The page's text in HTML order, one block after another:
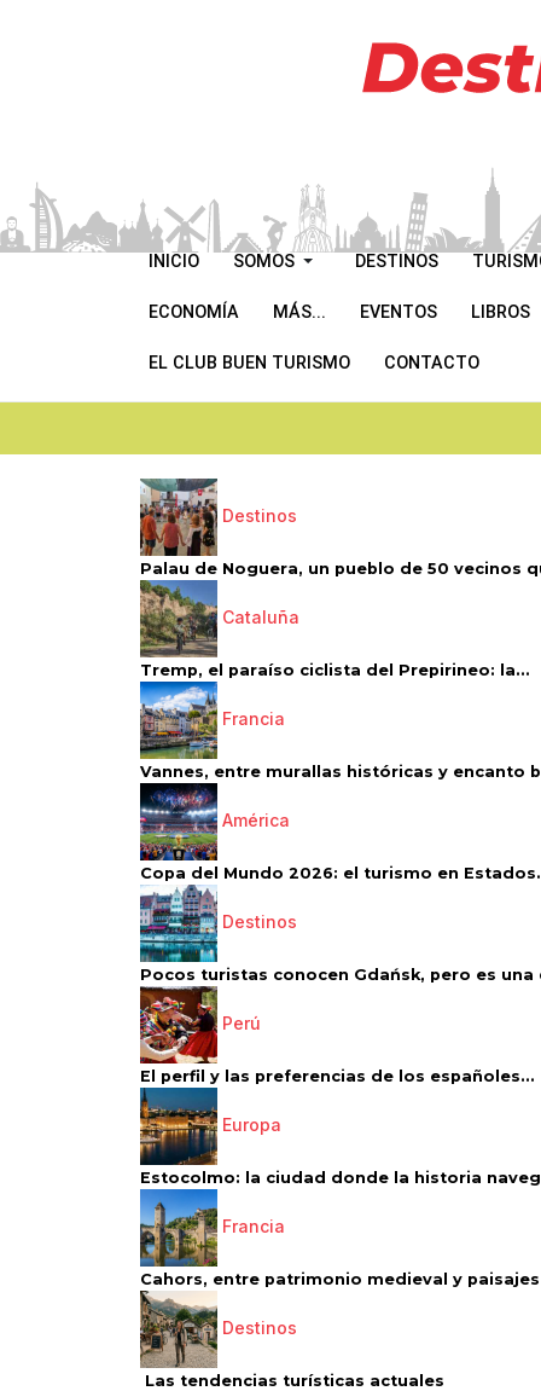
INICIO SOMOS DESTINOS
ECONOMÍA MÁS... EVENTOS LIBROS
EL CLUB BUEN TURISMO CONTACTO
Destinos
Palau de Noguera, un pueblo de 50 vecinos
Cataluña
Tremp, el paraíso ciclista del Prepirineo: la...
Francia
Vannes, entre murallas históricas y encanto
América
Copa del Mundo 2026: el turismo en
Destinos
Pocos turistas conocen Gdańsk, pero es una
Perú
El perfil y las preferencias de los españoles...
Europa
Estocolmo: la ciudad donde la historia
Francia
Cahors, entre patrimonio medieval y paisajes
Destinos
Las tendencias turísticas actuales